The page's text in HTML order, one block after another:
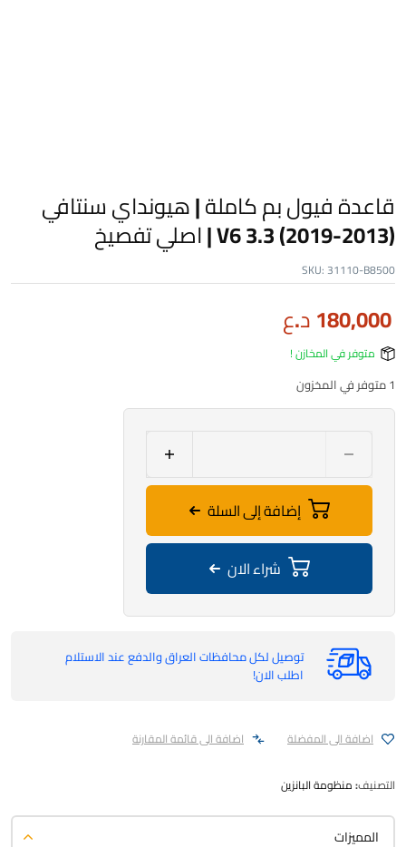
قاعدة فيول بم كاملة | هيونداي سنتافي
(2013-2019) 3.3 V6 | اصلي تفصيخ
SKU:31110-B8500
180,000د.ع
متوفر في المخازن !
1 متوفر في المخزون
إضافة إلى السلة
شراء الان
توصيل لكل محافظات العراق والدفع عند الاستلام
اطلب الان!
اضافة الى المفضلة اضافة الى قائمة المقارنة
التصنيف:منظومة البانزين
المميزات